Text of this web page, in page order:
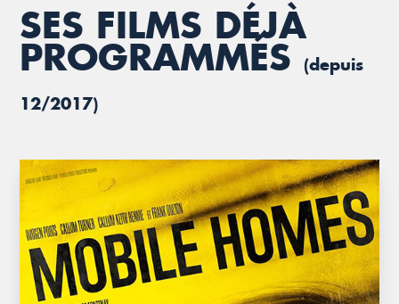
SES FILMS DÉJÀ
PROGRAMMÉS(depuis
12/2017)